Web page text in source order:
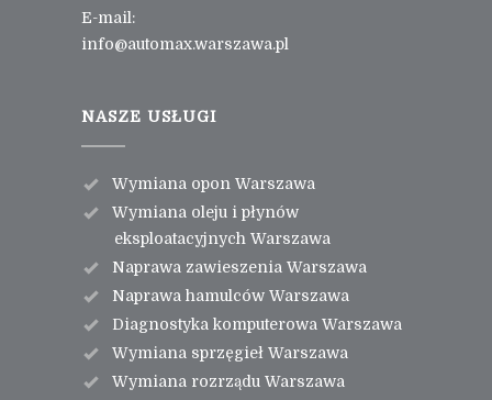
E-mail:
info@automax.warszawa.pl
NASZE USŁUGI
Wymiana opon Warszawa
Wymiana oleju i płynów
eksploatacyjnych Warszawa
Naprawa zawieszenia Warszawa
Naprawa hamulców Warszawa
Diagnostyka komputerowa Warszawa
Wymiana sprzęgieł Warszawa
Wymiana rozrządu Warszawa